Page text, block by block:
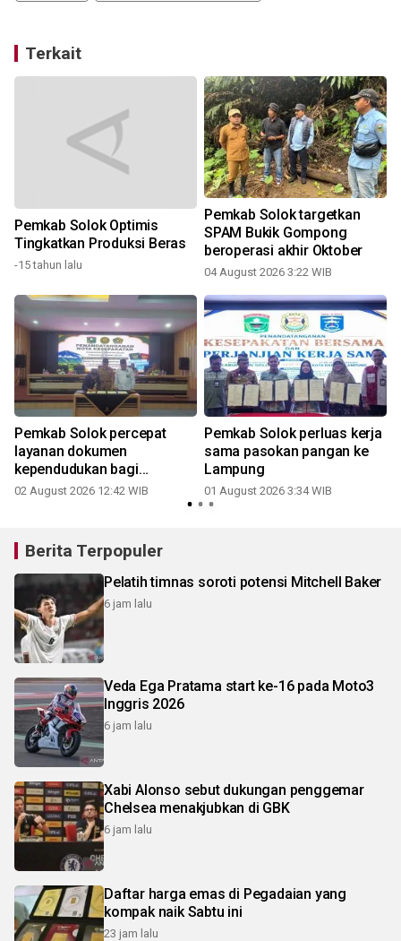
Terkait
Pemkab Solok Optimis
Tingkatkan Produksi Beras
-15 tahun lalu
Pemkab Solok targetkan
SPAM Bukik Gompong
beroperasi akhir Oktober
04 August 2026 3:22 WIB
Pemkab Solok percepat
layanan dokumen
kependudukan bagi
pengantin
02 August 2026 12:42 WIB
Pemkab Solok perluas kerja
sama pasokan pangan ke
Lampung
01 August 2026 3:34 WIB
Berita Terpopuler
Pelatih timnas soroti potensi Mitchell Baker
6 jam lalu
Veda Ega Pratama start ke-16 pada Moto3
Inggris 2026
6 jam lalu
Xabi Alonso sebut dukungan penggemar
Chelsea menakjubkan di GBK
6 jam lalu
Daftar harga emas di Pegadaian yang
kompak naik Sabtu ini
23 jam lalu